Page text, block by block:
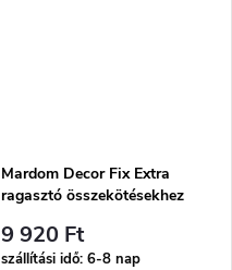
Mardom Decor Fix Extra
ragasztó összekötésekhez
9 920 Ft
szállítási idő: 6-8 nap